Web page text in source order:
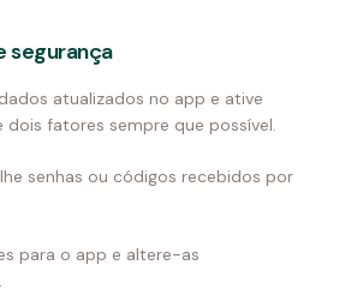
segurança
atualizados no app e ative
fatores sempre que possível.
senhas ou códigos recebidos por
para o app e altere-as